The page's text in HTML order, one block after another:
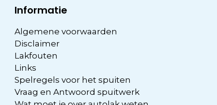
Informatie
Algemene voorwaarden
Disclaimer
Lakfouten
Links
Spelregels voor het spuiten
Vraag en Antwoord spuitwerk